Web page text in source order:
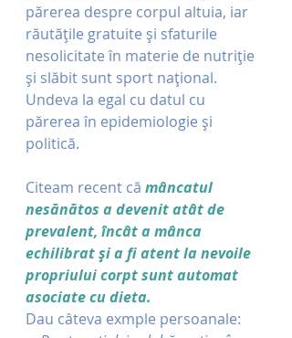
părerea despre corpul altuia, iar
răutățile gratuite și sfaturile
nesolicitate în materie de nutriție
și slăbit sunt sport național.
Undeva la egal cu datul cu
părerea în epidemiologie și
politică.
Citeam recent că mâncatul
nesănătos a devenit atât de
prevalent, încât a mânca
echilibrat și a fi atent la nevoile
propriului corpt sunt automat
asociate cu dieta.
Dau câteva exmple persoanale: